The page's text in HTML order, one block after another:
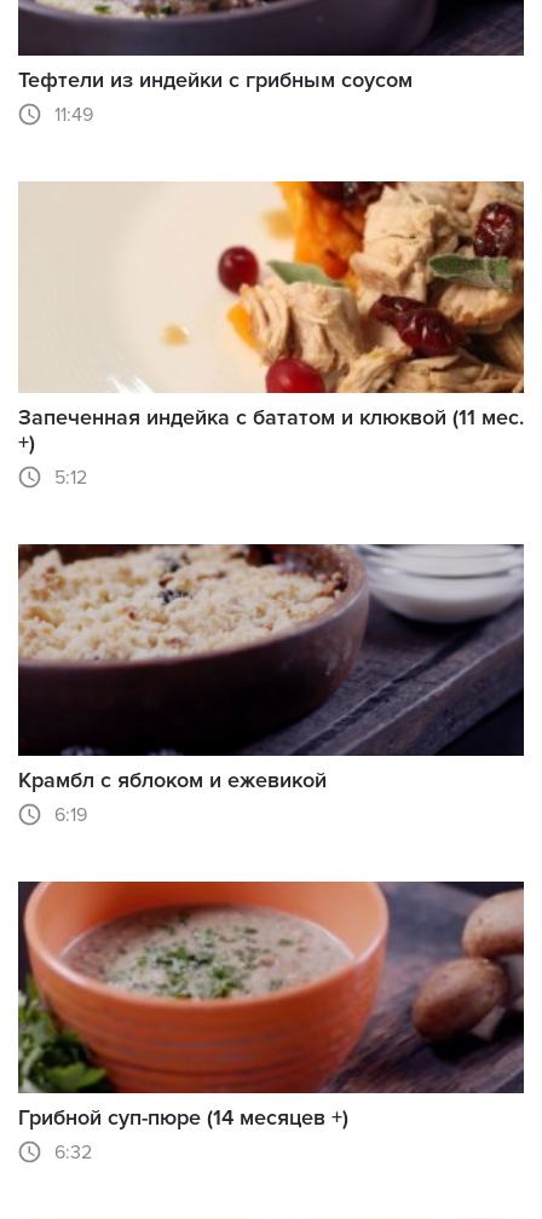
Тефтели из индейки с грибным соусом
11:49
Запеченная индейка с бататом и клюквой (11 мес.
+)
5:12
Крамбл с яблоком и ежевикой
6:19
Грибной суп-пюре (14 месяцев +)
6:32